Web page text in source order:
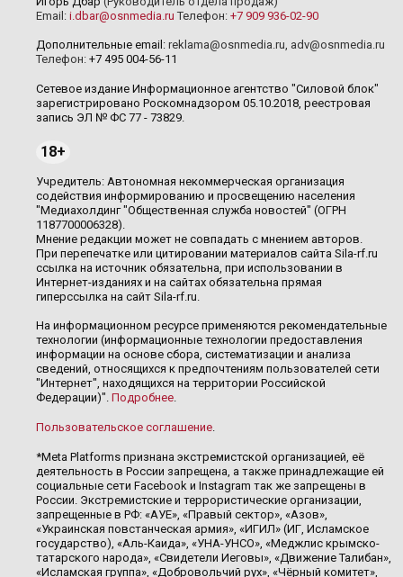
Email: i.dbar@osnmedia.ru Телефон: +7 909 936-02-90
Дополнительные email: reklama@osnmedia.ru, adv@osnmedia.ru
Телефон: +7 495 004-56-11
Сетевое издание Информационное агентство "Силовой блок"
зарегистрировано Роскомнадзором 05.10.2018, реестровая
запись ЭЛ № ФС 77 - 73829.
18+
Учредитель: Автономная некоммерческая организация
содействия информированию и просвещению населения
"Медиахолдинг "Общественная служба новостей" (ОГРН
1187700006328).
Мнение редакции может не совпадать с мнением авторов.
При перепечатке или цитировании материалов сайта Sila-rf.ru
ссылка на источник обязательна, при использовании в
Интернет-изданиях и на сайтах обязательна прямая
гиперссылка на сайт Sila-rf.ru.
На информационном ресурсе применяются рекомендательные
технологии (информационные технологии предоставления
информации на основе сбора, систематизации и анализа
сведений, относящихся к предпочтениям пользователей сети
"Интернет", находящихся на территории Российской
Федерации)". Подробнее.
Пользовательское соглашение.
*Meta Platforms признана экстремистской организацией, её
деятельность в России запрещена, а также принадлежащие ей
социальные сети Facebook и Instagram так же запрещены в
России. Экстремистские и террористические организации,
запрещенные в РФ: «АУЕ», «Правый сектор», «Азов»,
«Украинская повстанческая армия», «ИГИЛ» (ИГ, Исламское
государство), «Аль-Каида», «УНА-УНСО», «Меджлис крымско-
татарского народа», «Свидетели Иеговы», «Движение Талибан»,
«Исламская группа», «Добровольчий рух», «Чёрный комитет»,